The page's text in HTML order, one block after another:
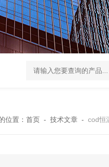
型X荧光测硫仪 JQ-100X标准
位置： 首页 - 技术文章 - cod恒